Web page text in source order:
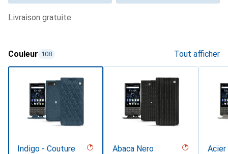
livraison gratuite
Couleur 108 Tout afficher
Indigo - Couture Abaca Nero